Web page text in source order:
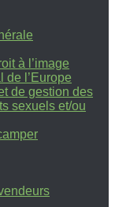
à l’image
de l’Europe
de gestion des
sexuels et/ou